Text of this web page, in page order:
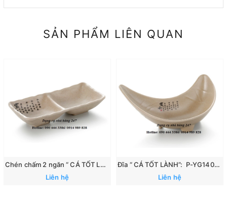
SẢN PHẨM LIÊN QUAN
Chén chấm 2 ngăn “ CÁ TỐT LÀNH”: 167
Liên hệ
Đĩa “ CÁ TỐT LÀNH”: P-YG140070
Liên hệ